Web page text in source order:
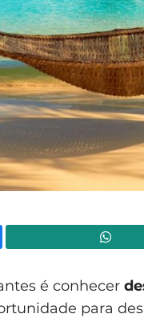
é conhecer
para